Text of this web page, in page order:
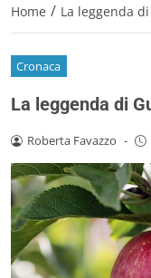
Home / La leggenda
Cronaca
La leggenda di
Roberta Favazzo -